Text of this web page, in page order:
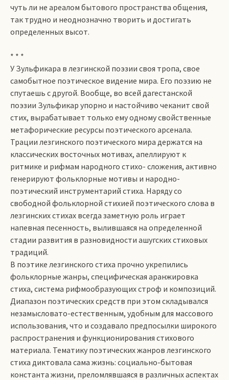
чуть ли не ареалом бытового пространства общения,
так трудно и неоднозначно творить и достигать
определенных высот.
* * *
У Зульфикара в лезгинской поэзии своя тропа, свое
самобытное поэтическое видение мира. Его поэзию не
спутаешь с другой. Вообще, во всей дагестанской
поэзии Зульфикар упорно и настойчиво чеканит свой
стих, вырабатывает только ему одному свойственные
метафорические ресурсы поэтического арсенала.
Трации лезгинского поэтического мира держатся на
классических восточных мотивах, апеллируют к
ритмике и рифмам народного стихо­- сложения, активно
генерируют фольклорные мотивы и народно-
поэтический инструментарий стиха. Наряду со
свободной фольклорной стихией поэтического слова в
лезгинских стихах всегда заметную роль играет
напевная песенность, вылившаяся на определенной
стадии развития в разновидности ашугских стиховых
традиций.
В поэтике лезгинского стиха прочно укрепились
фольклорные жанры, специфическая аранжировка
стиха, система рифмообразующих строф и композиций.
Диапазон поэтических средств при этом складывался
незамысловато-естественным, удобным для массового
использования, что и создавало предпосылки широкого
распространения и функционирования стихового
материала. Тематику поэтических жанров лезгинского
стиха диктовала сама жизнь: социально-бытовая
константа жизни, преломлявшаяся в различных аспектах